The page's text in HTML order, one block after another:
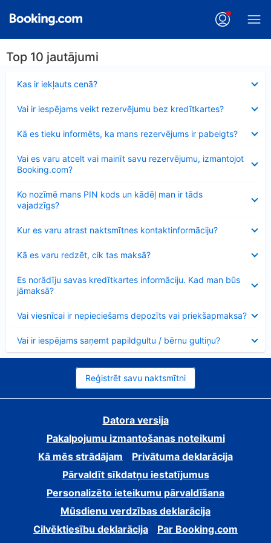
Top 10 jautājumi
Kas ir iekļauts cenā?
Vai ir iespējams veikt rezervējumu bez kredītkartes?
Kā es tieku informēts, ka mans rezervējums ir pabeigts?
Vai es varu atcelt vai mainīt savu rezervējumu, izmantojot
Booking.com?
Ko nozīmē mans PIN kods un kādēļ man ir tāds
vajadzīgs?
Kur es varu atrast naktsmītnes kontaktinformāciju?
Kā es varu redzēt, cik tas maksā?
Es norādīju savas kredītkartes informāciju. Kad man būs
jāmaksā?
Vai viesnīcai ir nepieciešams depozīts vai priekšapmaksa?
Vai ir iespējams saņemt papildgultu / bērnu gultiņu?
Reģistrēt savu naktsmītni
Datora versija
Pakalpojumu izmantošanas noteikumi
Kā mēs strādājam
Privātuma deklarācija
Pārvaldīt sīkdatņu iestatījumus
Personalizēto ieteikumu pārvaldīšana
Mūsdienu verdzības deklarācija
Cilvēktiesību deklarācija
Par Booking.com